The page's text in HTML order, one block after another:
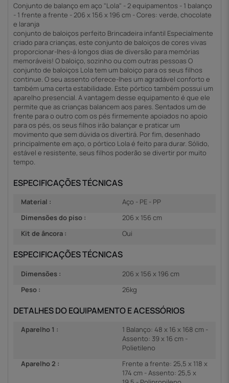
Conjunto de balanço em aço "Lola" - 2 equipamentos - 1 balanço
- 1 frente a frente - 206 x 156 x 196 cm - Cores: verde, chocolate
e laranja
conjunto de baloiços perfeito Brincadeira infantil Especialmente
criado para crianças, este conjunto de baloiços de cores vivas
proporcionar-lhes-á longos dias de diversão para memórias
memoráveis! O baloiço, sozinho ou com outras pessoas O
conjunto de baloiços Lola tem um baloiço para os seus filhos
continue. O seu assento oferece-lhes um agradável conforto e
também uma certa estabilidade. Este pórtico também possui um
aparelho presencial. A vantagem desse equipamento é que ele
permite que as crianças balancem aos pares. Sentados um de
frente para o outro com os pés firmemente apoiados no apoio
para os pés, os seus filhos irão balançar e praticar um
movimento que sem dúvida os divertirá. Por fim, desenhado
principalmente em aço, o pórtico Lola é feito para durar. Sólido,
estável e resistente, seus filhos poderão se divertir por muito
tempo.
ESPECIFICAÇÕES TÉCNICAS
Material :
Aço - PE - PP
Dimensões do piso :
206 x 156 cm
Kit de âncora :
Oui
ESPECIFICAÇÕES TÉCNICAS
Dimensões :
206 x 156 x 196 cm
Peso :
26kg
DETALHES DO EQUIPAMENTO E ACESSÓRIOS
Aparelho 1 :
1 Balanço: 48 x 16 x 168 cm -
Assento: 39 x 16 cm -
Polietileno
Aparelho 2 :
Frente a frente: 25,5 x 118 x
174 cm - Assento: 25,5 x